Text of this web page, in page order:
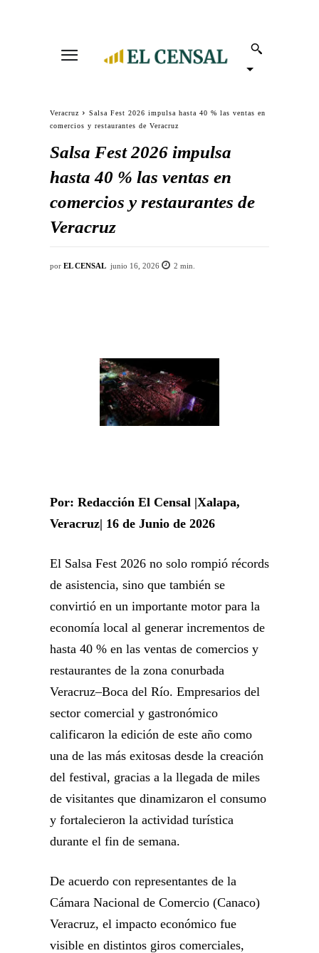
Veracruz
Salsa Fest 2026 impulsa hasta 40 % las ventas en
comercios y restaurantes de Veracruz
Salsa Fest 2026 impulsa
hasta 40 % las ventas en
comercios y restaurantes de
Veracruz
por EL CENSAL junio 16, 2026 2 min.
Por: Redacción El Censal |Xalapa,
Veracruz| 16 de Junio de 2026
El Salsa Fest 2026 no solo rompió récords
de asistencia, sino que también se
convirtió en un importante motor para la
economía local al generar incrementos de
hasta 40 % en las ventas de comercios y
restaurantes de la zona conurbada
Veracruz–Boca del Río. Empresarios del
sector comercial y gastronómico
calificaron la edición de este año como
una de las más exitosas desde la creación
del festival, gracias a la llegada de miles
de visitantes que dinamizaron el consumo
y fortalecieron la actividad turística
durante el fin de semana.
De acuerdo con representantes de la
Cámara Nacional de Comercio (Canaco)
Veracruz, el impacto económico fue
visible en distintos giros comerciales,